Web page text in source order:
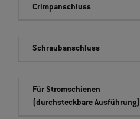
Crimpanschluss
Schraubanschluss
Für Stromschienen
(durchsteckbare Ausführung)